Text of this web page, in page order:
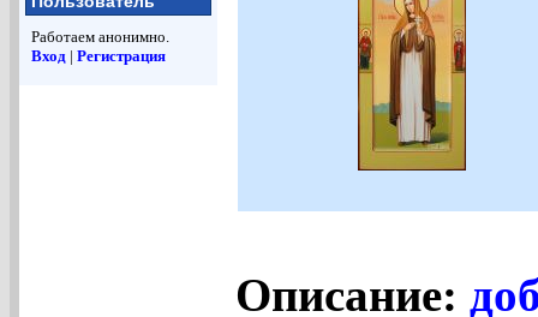
Работаем анонимно.
Вход | Регистрация
Описание: